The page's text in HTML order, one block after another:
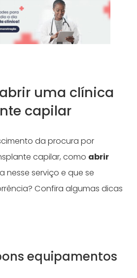
uma clínica
capilar
da procura por
capilar, como abrir
nesse serviço e que se
Confira algumas dicas
equipamentos